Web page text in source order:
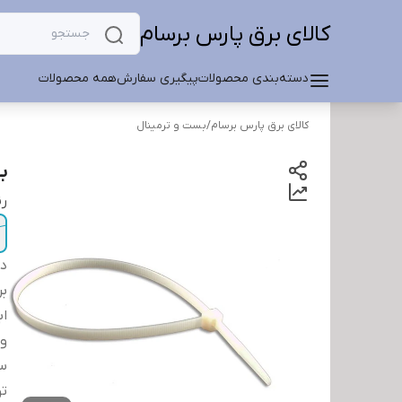
کالای برق پارس برسام
دسته‌بندی محصولاتپیگیری سفارشهمه محصولات
کالای برق پارس برسام/بست و ترمینال